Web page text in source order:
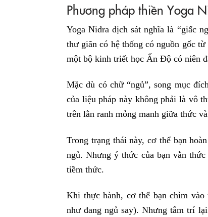
Phương pháp thiền Yoga
Yoga Nidra dịch sát nghĩa là “giấc
thư giãn có hệ thống có nguồn gốc
một bộ kinh triết học Ấn Độ có niên
Mặc dù có chữ “ngủ”, song mục
của liệu pháp này không phải là vô
trên lằn ranh mỏng manh giữa thức
Trong trạng thái này, cơ thể bạn
ngủ. Nhưng ý thức của bạn vẫn
tiềm thức.
Khi thực hành, cơ thể bạn chìm vào
như đang ngủ say). Nhưng tâm trí